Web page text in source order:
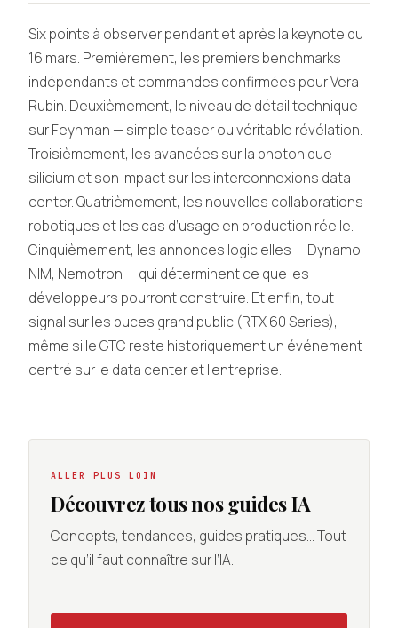
Six points à observer pendant et après la keynote du
16 mars. Premièrement, les premiers benchmarks
indépendants et commandes confirmées pour Vera
Rubin. Deuxièmement, le niveau de détail technique
sur Feynman — simple teaser ou véritable révélation.
Troisièmement, les avancées sur la photonique
silicium et son impact sur les interconnexions data
center. Quatrièmement, les nouvelles collaborations
robotiques et les cas d’usage en production réelle.
Cinquièmement, les annonces logicielles — Dynamo,
NIM, Nemotron — qui déterminent ce que les
développeurs pourront construire. Et enfin, tout
signal sur les puces grand public (RTX 60 Series),
même si le GTC reste historiquement un événement
centré sur le data center et l’entreprise.
ALLER PLUS LOIN
Découvrez tous nos guides IA
Concepts, tendances, guides pratiques… Tout
ce qu’il faut connaître sur l’IA.